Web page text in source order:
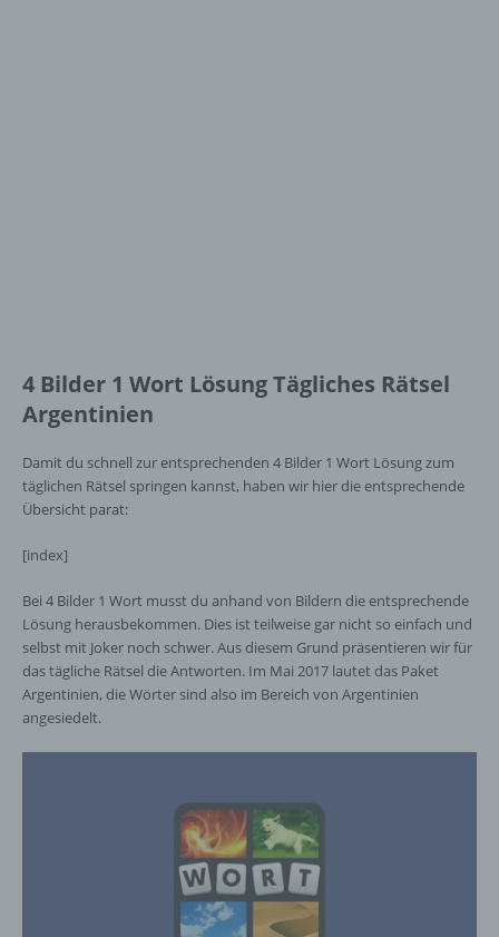
4 Bilder 1 Wort Lösung Tägliches Rätsel
Argentinien
Damit du schnell zur entsprechenden 4 Bilder 1 Wort Lösung zum
täglichen Rätsel springen kannst, haben wir hier die entsprechende
Übersicht parat:
[index]
Bei 4 Bilder 1 Wort musst du anhand von Bildern die entsprechende
Lösung herausbekommen. Dies ist teilweise gar nicht so einfach und
selbst mit Joker noch schwer. Aus diesem Grund präsentieren wir für
das tägliche Rätsel die Antworten. Im Mai 2017 lautet das Paket
Argentinien, die Wörter sind also im Bereich von Argentinien
angesiedelt.